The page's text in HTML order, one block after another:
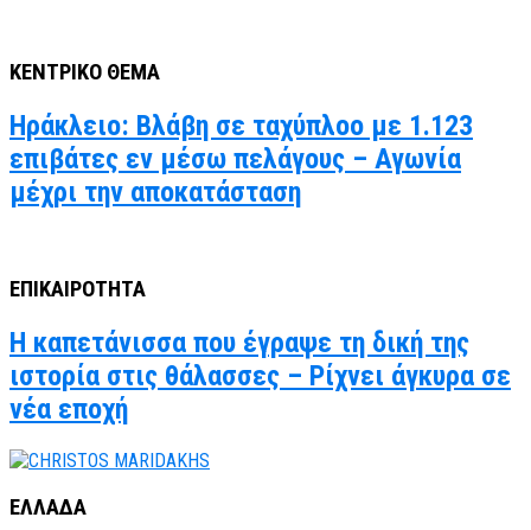
ΚΕΝΤΡΙΚΟ ΘΕΜΑ
Ηράκλειο: Βλάβη σε ταχύπλοο με 1.123
επιβάτες εν μέσω πελάγους – Αγωνία
μέχρι την αποκατάσταση
ΕΠΙΚΑΙΡΟΤΗΤΑ
Η καπετάνισσα που έγραψε τη δική της
ιστορία στις θάλασσες – Ρίχνει άγκυρα σε
νέα εποχή
ΕΛΛΑΔΑ